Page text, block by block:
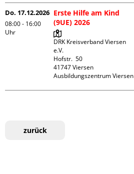
Do. 17.12.2026
08:00 - 16:00
Uhr
Erste Hilfe am Kind
(9UE) 2026
DRK Kreisverband Viersen
e.V.
Hofstr.  50
41747 Viersen
Ausbildungszentrum Viersen
zurück